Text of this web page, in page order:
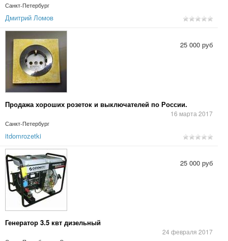
Санкт-Петербург
Дмитрий Ломов
Продажа хороших розеток и выключателей по России.
16 марта 2017
Санкт-Петербург
25 000 руб
itdomrozetki
Генератор 3.5 квт дизельный
24 февраля 2017
25 000 руб